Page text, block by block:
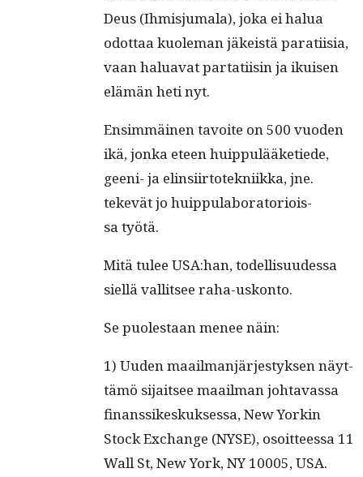
Deus (Ihmisju­mala), joka ei halua
odot­taa kuole­man jäkeistä parati­isia,
vaan halu­a­vat par­tati­isin ja ikuisen
elämän heti nyt.
Ensim­mäi­nen tavoite on 500 vuo­den
ikä, jon­ka eteen huip­pulääketiede,
geeni- ja elin­si­ir­totekni­ik­ka, jne.
tekevät jo huip­pu­la­b­o­ra­to­ri­ois­
sa työtä.
Mitä tulee USA:han, todel­lisu­udessa
siel­lä val­lit­see raha-uskonto.
Se puolestaan menee näin:
1) Uuden maail­man­järjestyk­sen näyt­
tämö sijait­see maail­man johtavas­sa
finanssikeskuk­ses­sa, New Yorkin
Stock Exchange (NYSE), osoit­teessa 11
Wall St, New York, NY 10005, USA.